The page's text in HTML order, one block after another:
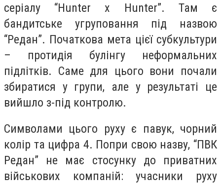
серіалу “Hunter x Hunter”. Там є
бандитське угруповання під назвою
“Редан”. Початкова мета цієї субкультури
– протидія булінгу неформальних
підлітків. Саме для цього вони почали
збиратися у групи, але у результаті це
вийшло з-під контролю.
Символами цього руху є павук, чорний
колір та цифра 4. Попри свою назву, “ПВК
Редан” не має стосунку до приватних
військових компаній: учасники руху